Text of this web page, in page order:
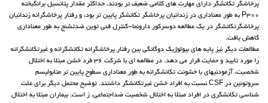
پرخاشگر تکانشگر دارای مهارت های کلامی ضعیف تر بودند، حداکثر مقدار پتانسیل برانگیخته
P300 به طور معناداری در زندانیان پرخاشگر تکانشگر پایین تر بود، و رفتار پرخاشگرانه زندانیان
پرخاشگرتکانشگر در یک مطالعه دوسرکور دارونما-کنترل فنی توین ضدتشنج به طور معناداری
کاهش یافت.
مطالعات دیگر نیز پایه های بیولوژیک دوگانگی بین رفتار پرخاشگرانه تکانشگرانه و غیرتکانشگرانه
را مورد تایید و حمایت قرار می دهد. در مطالعه ای با شرکت 36 فرد خشن مبتلا به اختلال
شخصیت، آزمودنیهای با خشونت تکانشگرانه به طور معناداری سطوح پایین تر متابولیسم
سروتونین در CSF نسبت به افراد خشن غیرتکانشگر داشتند. توضیح محتمل دیگر برای علت
شناسی تکانشگری در افراد مبتلا به اختلال شخصیت ضداجتماعی، ز است. بیماران مبتلا به اختلال